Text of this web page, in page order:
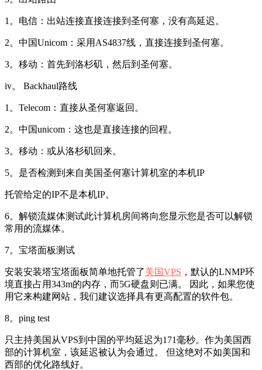
1。电信：出站连接直接连接到圣何塞，没有高延迟。
2。中国Unicom：采用AS4837线，直接连接到圣何塞。
3。移动：首先到洛杉矶，然后到圣何塞。
iv。 Backhaul路线
1。Telecom：直接从圣何塞返回。
2。中国unicom：这也是直接连接的回程。
3。移动：或从洛杉矶回来。
5。是否检测到来自美国圣何塞计算机室的本机IP
托管给定的IP不是本机IP。
6。解锁流媒体测试此计算机房间将向您显示您是否可以解锁
常用的流媒体。
7。宝塔面板测试
安装安装塔宝塔面板简单地托管了美国VPS ，默认的LNMP环
境直接占用343m的内存，而5G硬盘则已满。 因此，如果您使
用它来构建网站，我们建议选择具有更高配置的软件包。
8。ping test
只主持美国从VPS到中国的平均延迟为171毫秒。作为美国西
部的计算机室，该延迟被认为会通过。 但这绝对不如美国和
西部的优化路线好。